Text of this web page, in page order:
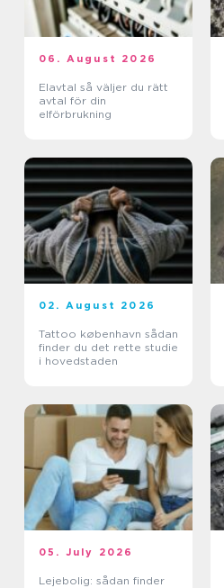
06. August 2026
Elavtal så väljer du rätt
avtal för din
elförbrukning
02. August 2026
Tattoo københavn sådan
finder du det rette studie
i hovedstaden
05. July 2026
Lejebolig: sådan finder